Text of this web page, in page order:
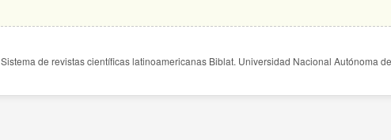
Sistema de revistas científicas latinoamericanas Biblat. Universidad Nacional Autónoma